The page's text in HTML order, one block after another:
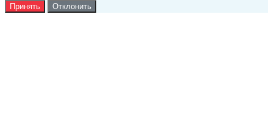
Принять Отклонить